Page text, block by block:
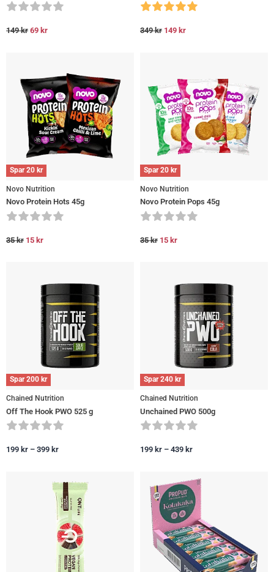
149kr 69 kr 349kr 149 kr
Spar20 kr
Novo Nutrition
Novo Protein Hots 45g
35kr 15 kr
Spar20 kr
Novo Nutrition
Novo Protein Pops 45g
35kr 15 kr
Spar200 kr
Chained Nutrition
Off The Hook PWO 525 g
199 kr – 399 kr
Spar240 kr
Chained Nutrition
Unchained PWO 500g
199 kr – 439 kr